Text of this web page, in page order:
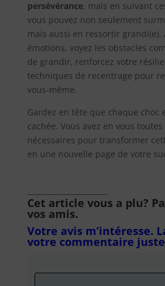
persévérance, mais en suivant
vous pouvez non seulement
mais aussi en ressortir grandi(e).
émotions, voyez les obstacles
de grandir, renforcez votre
techniques de recentrage pour
vous-même.
Gardez en tête que chaque
cachée. Vous avez en vous
nécessaires pour transformer
en une nouvelle page de votre
Cet article vous a plu?
vos amis.
Votre avis m’intéresse.
votre commentaire juste